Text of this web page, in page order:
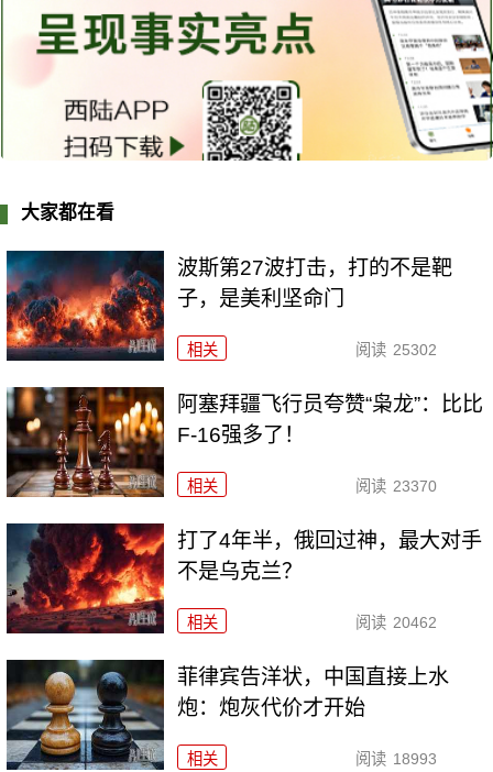
大家都在看
波斯第27波打击，打的不是靶
子，是美利坚命门
相关 阅读 25302
阿塞拜疆飞行员夸赞“枭龙”：比比
F-16强多了！
相关 阅读 23370
打了4年半，俄回过神，最大对手
不是乌克兰？
相关 阅读 20462
菲律宾告洋状，中国直接上水
炮：炮灰代价才开始
相关 阅读 18993